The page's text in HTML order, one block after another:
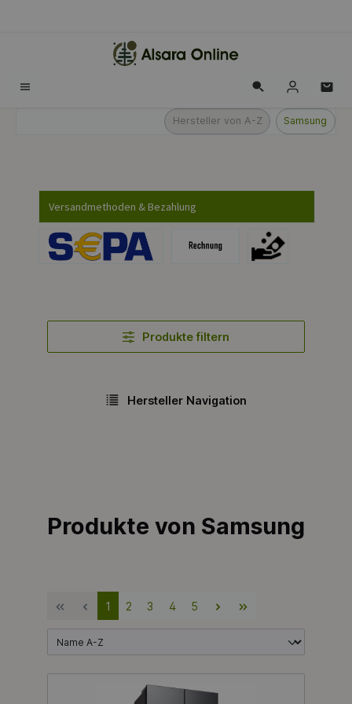
Hersteller von A-Z Samsung
Versandmethoden & Bezahlung
Produkte filtern
Hersteller Navigation
Produkte von Samsung
1 2 3 4 5